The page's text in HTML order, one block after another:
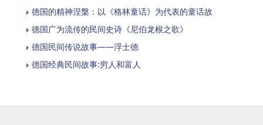
德国的精神涅槃：以《格林童话》为代表的童话故
德国广为流传的民间史诗《尼伯龙根之歌》
德国民间传说故事——浮士德
德国经典民间故事:穷人和富人